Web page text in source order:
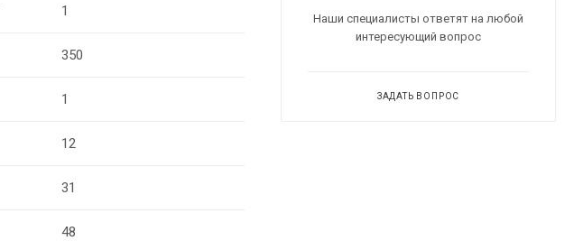
1
350
1
12
31
48
Наши специалисты ответят на любой
интересующий вопрос
ЗАДАТЬ ВОПРОС